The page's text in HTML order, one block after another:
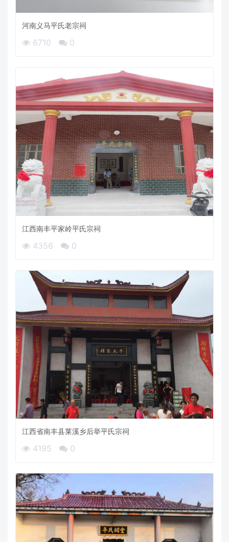
河南义马平氏老宗祠
6710 0
江西南丰平家岭平氏宗祠
4356 0
江西省南丰县莱溪乡后举平氏宗祠
4195 0